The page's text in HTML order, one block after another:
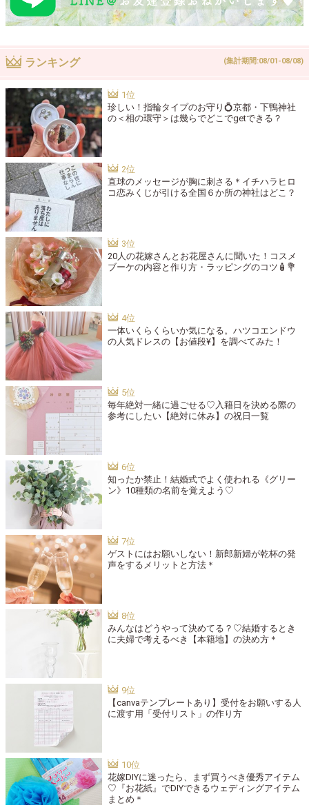
ランキング (集計期間:08/01-08/08)
珍しい！指輪タイプのお守り💍京都・下鴨神社
の＜相の環守＞は幾らでどこでgetできる？
直球のメッセージが胸に刺さる＊イチハラヒロ
コ恋みくじが引ける全国６か所の神社はどこ？
20人の花嫁さんとお花屋さんに聞いた！コスメ
ブーケの内容と作り方・ラッピングのコツ🧴💐
一体いくらくらいか気になる。ハツコエンドウ
の人気ドレスの【お値段¥】を調べてみた！
毎年絶対一緒に過ごせる♡入籍日を決める際の
参考にしたい【絶対に休み】の祝日一覧
知ったか禁止！結婚式でよく使われる《グリー
ン》10種類の名前を覚えよう♡
ゲストにはお願いしない！新郎新婦が乾杯の発
声をするメリットと方法＊
みんなはどうやって決めてる？♡結婚するとき
に夫婦で考えるべき【本籍地】の決め方＊
【canvaテンプレートあり】受付をお願いする人
に渡す用「受付リスト」の作り方
花嫁DIYに迷ったら、まず買うべき優秀アイテム
♡『お花紙』でDIYできるウェディングアイテム
まとめ＊